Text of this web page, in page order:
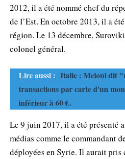
2012, il a été nommé chef du
de l’Est. En octobre 2013, il a
région. Le 13 décembre,
colonel général.
Lire aussi : Italie : Meloni dit
transactions par carte d'un
inférieur à 60 €.
Le 9 juin 2017, il a été présenté
médias comme le commandant
déployées en Syrie. Il aurait pris